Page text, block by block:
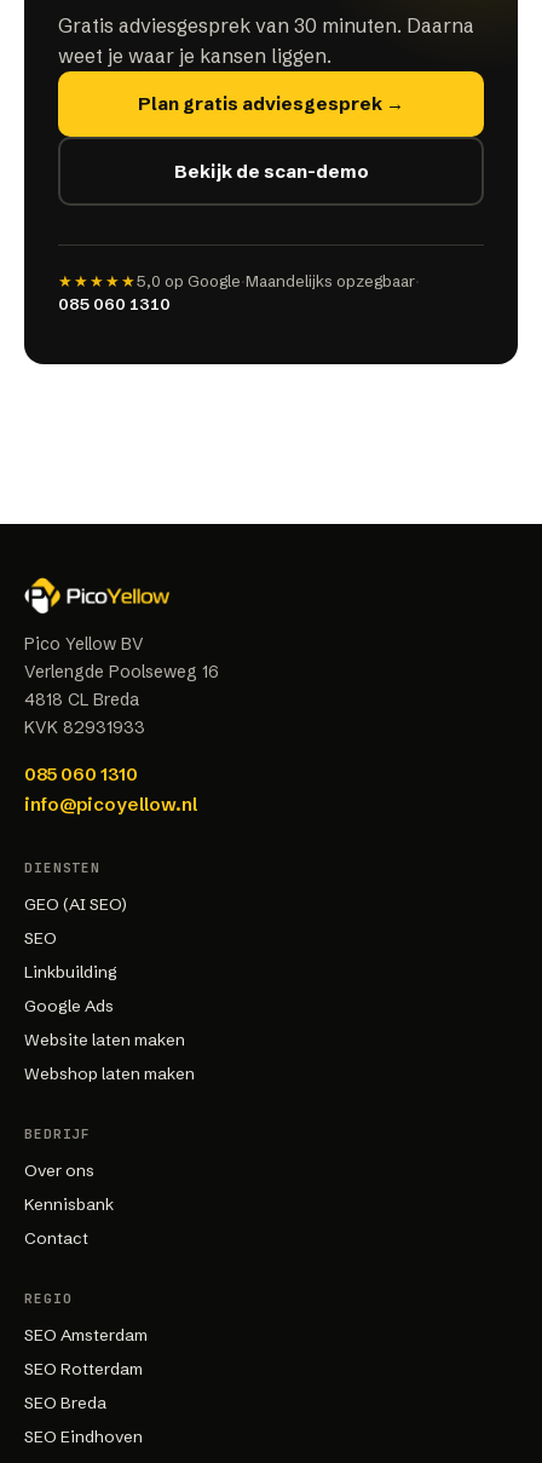
Gratis adviesgesprek van 30 minuten. Daarna
weet je waar je kansen liggen.
Plan gratis adviesgesprek →
Bekijk de scan-demo
★★★★★5,0 op Google·Maandelijks opzegbaar·
085 060 1310
Pico Yellow BV
Verlengde Poolseweg 16
4818 CL Breda
KVK 82931933
085 060 1310
info@picoyellow.nl
DIENSTEN
GEO (AI SEO)
SEO
Linkbuilding
Google Ads
Website laten maken
Webshop laten maken
BEDRIJF
Over ons
Kennisbank
Contact
REGIO
SEO Amsterdam
SEO Rotterdam
SEO Breda
SEO Eindhoven